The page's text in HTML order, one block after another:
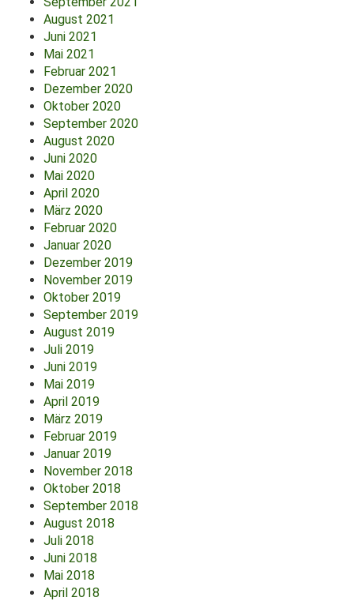
August 2021
Juni 2021
Mai 2021
Februar 2021
Dezember 2020
Oktober 2020
September 2020
August 2020
Juni 2020
Mai 2020
April 2020
März 2020
Februar 2020
Januar 2020
Dezember 2019
November 2019
Oktober 2019
September 2019
August 2019
Juli 2019
Juni 2019
Mai 2019
April 2019
März 2019
Februar 2019
Januar 2019
November 2018
Oktober 2018
September 2018
August 2018
Juli 2018
Juni 2018
Mai 2018
April 2018